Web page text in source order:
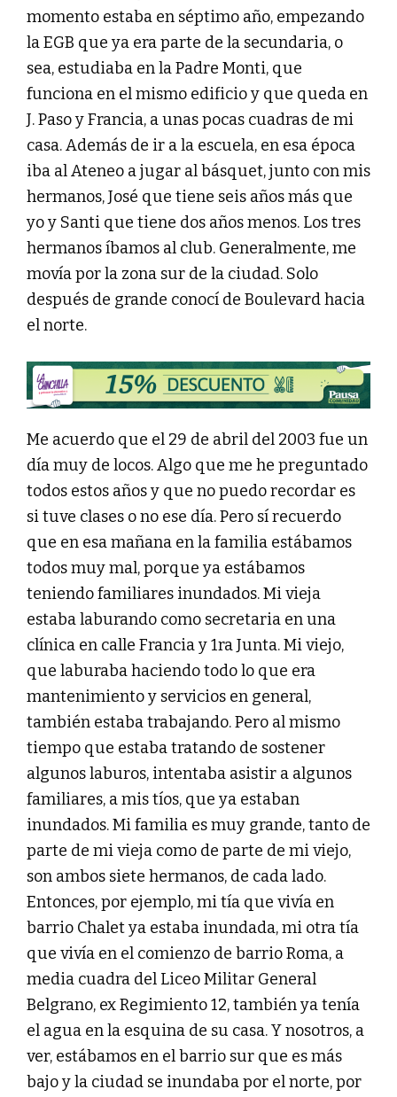
momento estaba en séptimo año, empezando
la EGB que ya era parte de la secundaria, o
sea, estudiaba en la Padre Monti, que
funciona en el mismo edificio y que queda en
J. Paso y Francia, a unas pocas cuadras de mi
casa. Además de ir a la escuela, en esa época
iba al Ateneo a jugar al básquet, junto con mis
hermanos, José que tiene seis años más que
yo y Santi que tiene dos años menos. Los tres
hermanos íbamos al club. Generalmente, me
movía por la zona sur de la ciudad. Solo
después de grande conocí de Boulevard hacia
el norte.
Me acuerdo que el 29 de abril del 2003 fue un
día muy de locos. Algo que me he preguntado
todos estos años y que no puedo recordar es
si tuve clases o no ese día. Pero sí recuerdo
que en esa mañana en la familia estábamos
todos muy mal, porque ya estábamos
teniendo familiares inundados. Mi vieja
estaba laburando como secretaria en una
clínica en calle Francia y 1ra Junta. Mi viejo,
que laburaba haciendo todo lo que era
mantenimiento y servicios en general,
también estaba trabajando. Pero al mismo
tiempo que estaba tratando de sostener
algunos laburos, intentaba asistir a algunos
familiares, a mis tíos, que ya estaban
inundados. Mi familia es muy grande, tanto de
parte de mi vieja como de parte de mi viejo,
son ambos siete hermanos, de cada lado.
Entonces, por ejemplo, mi tía que vivía en
barrio Chalet ya estaba inundada, mi otra tía
que vivía en el comienzo de barrio Roma, a
media cuadra del Liceo Militar General
Belgrano, ex Regimiento 12, también ya tenía
el agua en la esquina de su casa. Y nosotros, a
ver, estábamos en el barrio sur que es más
bajo y la ciudad se inundaba por el norte, por